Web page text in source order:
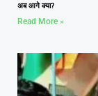
अब आगे क्या?
Read More »